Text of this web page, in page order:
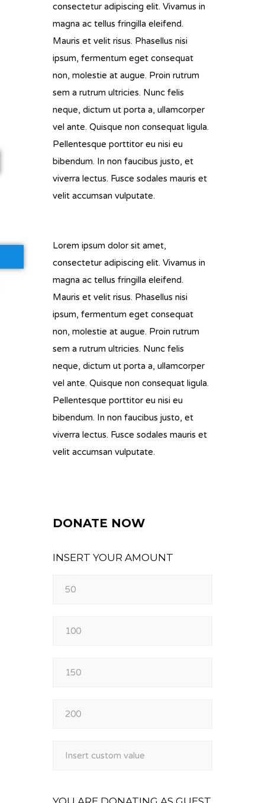
consectetur adipiscing elit. Vivamus in
magna ac tellus fringilla eleifend.
Mauris et velit risus. Phasellus nisi
ipsum, fermentum eget consequat
non, molestie at augue. Proin rutrum
sem a rutrum ultricies. Nunc felis
neque, dictum ut porta a, ullamcorper
vel ante. Quisque non consequat ligula.
Pellentesque porttitor eu nisi eu
bibendum. In non faucibus justo, et
viverra lectus. Fusce sodales mauris et
velit accumsan vulputate.
Lorem ipsum dolor sit amet,
consectetur adipiscing elit. Vivamus in
magna ac tellus fringilla eleifend.
Mauris et velit risus. Phasellus nisi
ipsum, fermentum eget consequat
non, molestie at augue. Proin rutrum
sem a rutrum ultricies. Nunc felis
neque, dictum ut porta a, ullamcorper
vel ante. Quisque non consequat ligula.
Pellentesque porttitor eu nisi eu
bibendum. In non faucibus justo, et
viverra lectus. Fusce sodales mauris et
velit accumsan vulputate.
DONATE NOW
INSERT YOUR AMOUNT